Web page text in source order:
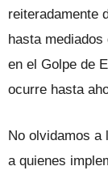
reiteradamente
hasta
en el Golpe de
ocurre hasta
No olvidamos a
a quienes